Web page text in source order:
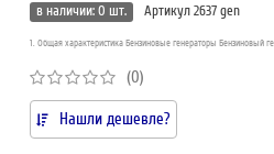
в наличии: 0 шт.
Артикул 2637 gen
1. Общая характеристика Бензиновые генераторы Бензиновый
(0)
Нашли дешевле?